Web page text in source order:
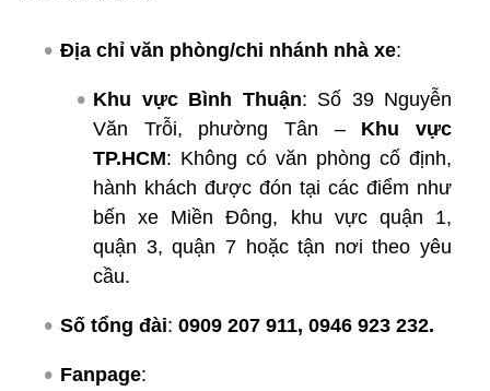
Địa chỉ văn phòng/chi nhánh nhà xe:
Khu vực Bình Thuận: Số 39 Nguyễn
Văn Trỗi, phường Tân – Khu vực
TP.HCM: Không có văn phòng cố định,
hành khách được đón tại các điểm như
bến xe Miền Đông, khu vực quận 1,
quận 3, quận 7 hoặc tận nơi theo yêu
cầu.
Số tổng đài: 0909 207 911, 0946 923 232.
Fanpage: